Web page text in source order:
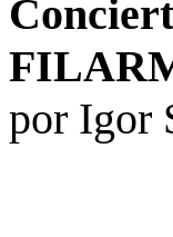
por Igor